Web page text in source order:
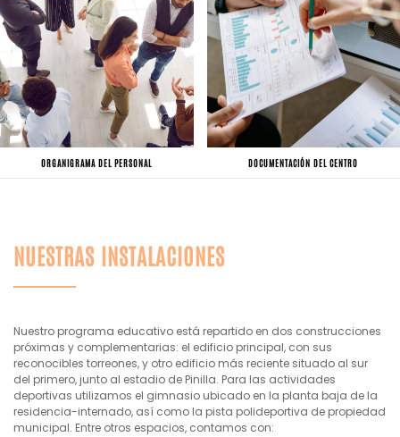
ORGANIGRAMA DEL PERSONAL DOCUMENTACIÓN DEL CENTRO
NUESTRAS INSTALACIONES
Nuestro programa educativo está repartido en dos construcciones
próximas y complementarias: el edificio principal, con sus
reconocibles torreones, y otro edificio más reciente situado al sur
del primero, junto al estadio de Pinilla. Para las actividades
deportivas utilizamos el gimnasio ubicado en la planta baja de la
residencia-internado, así como la pista polideportiva de propiedad
municipal. Entre otros espacios, contamos con: